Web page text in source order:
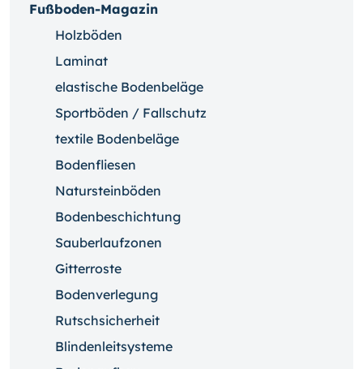
Fußboden-Magazin
Holzböden
Laminat
elastische Bodenbeläge
Sportböden / Fallschutz
textile Bodenbeläge
Bodenfliesen
Natursteinböden
Bodenbeschichtung
Sauberlaufzonen
Gitterroste
Bodenverlegung
Rutschsicherheit
Blindenleitsysteme